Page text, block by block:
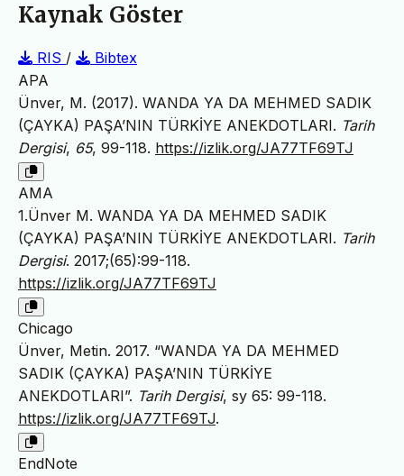
Kaynak Göster
RIS /
Bibtex
APA
Ünver, M. (2017). WANDA YA DA MEHMED SADIK
(ÇAYKA) PAŞA’NIN TÜRKİYE ANEKDOTLARI. Tarih
Dergisi, 65, 99-118. https://izlik.org/JA77TF69TJ
AMA
1.Ünver M. WANDA YA DA MEHMED SADIK
(ÇAYKA) PAŞA’NIN TÜRKİYE ANEKDOTLARI. Tarih
Dergisi. 2017;(65):99-118.
https://izlik.org/JA77TF69TJ
Chicago
Ünver, Metin. 2017. “WANDA YA DA MEHMED
SADIK (ÇAYKA) PAŞA’NIN TÜRKİYE
ANEKDOTLARI”. Tarih Dergisi, sy 65: 99-118.
https://izlik.org/JA77TF69TJ.
EndNote